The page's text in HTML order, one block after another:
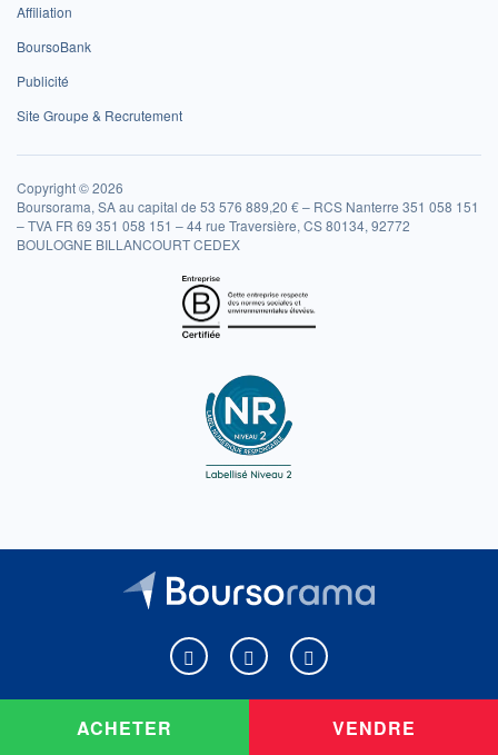
ACHETER VENDRE
Affiliation
BoursoBank
Publicité
Site Groupe & Recrutement
Copyright © 2026
Boursorama, SA au capital de 53 576 889,20 € – RCS Nanterre 351 058 151
– TVA FR 69 351 058 151 – 44 rue Traversière, CS 80134, 92772
BOULOGNE BILLANCOURT CEDEX
Boursorama sur Facebook
Boursorama sur XBoursorama sur